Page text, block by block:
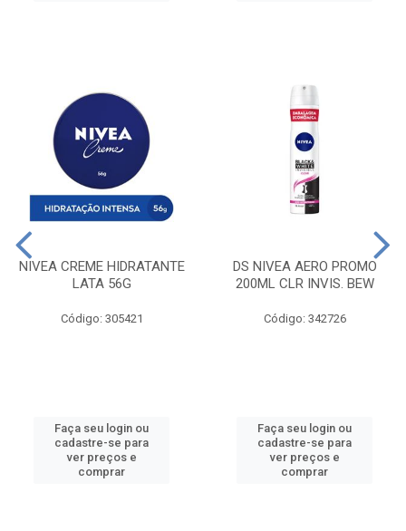
NIVEA CREME HIDRATANTE
LATA 56G
Código: 305421
Faça seu login ou
cadastre-se para
ver preços e
comprar
DS NIVEA AERO PROMO
200ML CLR INVIS. BEW
Código: 342726
Faça seu login ou
cadastre-se para
ver preços e
comprar